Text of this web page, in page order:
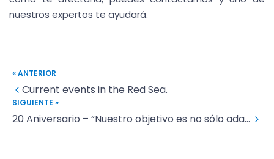
nuestros expertos te ayudará.
« ANTERIOR
Current events in the Red Sea.
SIGUIENTE »
20 Aniversario – “Nuestro objetivo es no sólo adaptarnos a los cambios del mercado, sino liderarlos”